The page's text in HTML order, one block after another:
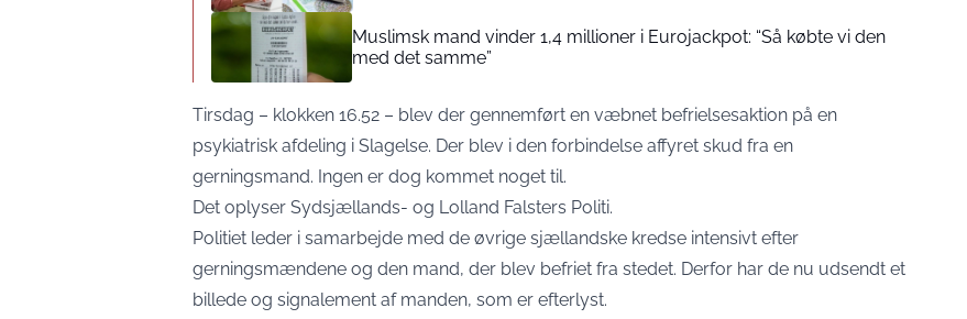
Muslimsk mand vinder 1,4 millioner i Eurojackpot: “Så købte vi den
med det samme”
Tirsdag – klokken 16.52 – blev der gennemført en væbnet befrielsesaktion på en
psykiatrisk afdeling i Slagelse. Der blev i den forbindelse affyret skud fra en
gerningsmand. Ingen er dog kommet noget til.
Det oplyser Sydsjællands- og Lolland Falsters Politi.
Politiet leder i samarbejde med de øvrige sjællandske kredse intensivt efter
gerningsmændene og den mand, der blev befriet fra stedet. Derfor har de nu udsendt et
billede og signalement af manden, som er efterlyst.